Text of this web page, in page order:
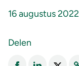
16 augustus 2022
Delen